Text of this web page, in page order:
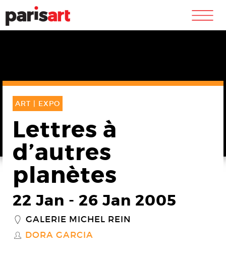
m
ART | EXPO
Lettres à
d’autres
planètes
22 Jan - 26 Jan 2005
_ GALERIE MICHEL REIN
S DORA GARCIA